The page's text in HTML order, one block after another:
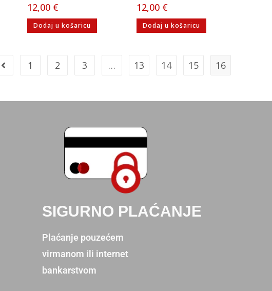
12,00 €
Dodaj u košaricu
12,00 €
Dodaj u košaricu
1 2 3 … 13 14 15 16
SIGURNO PLAĆANJE
Plaćanje pouzećem
virmanom ili internet
bankarstvom